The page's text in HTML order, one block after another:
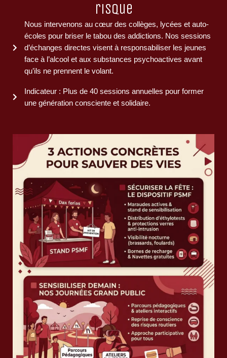
risque
Nous intervenons au cœur des collèges, lycées et auto-
écoles pour briser le tabou des addictions. Nos sessions
d’échanges directes visent à responsabiliser les jeunes
face à l’alcool et aux substances psychoactives avant
qu’ils ne prennent le volant.
Indicateur : Plus de 40 sessions annuelles pour former
une génération consciente et solidaire.